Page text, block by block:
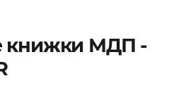
книжки МДП -